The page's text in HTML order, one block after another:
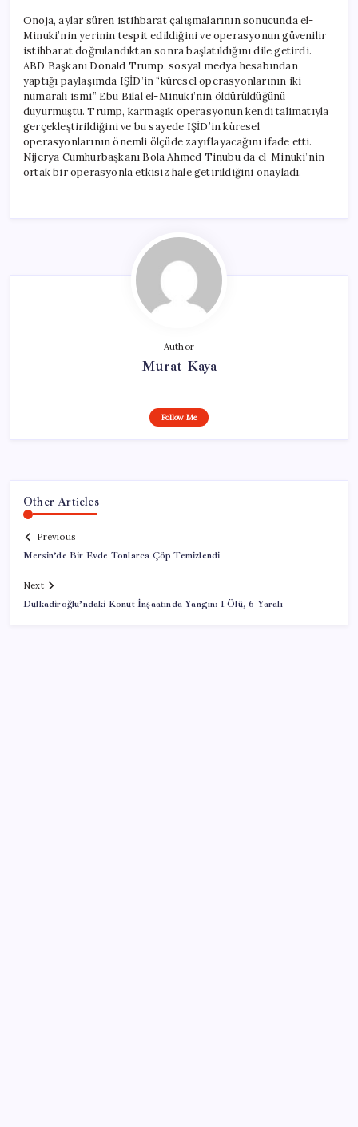
Onoja, aylar süren istihbarat çalışmalarının sonucunda el-
Minuki’nin yerinin tespit edildiğini ve operasyonun güvenilir
istihbarat doğrulandıktan sonra başlatıldığını dile getirdi.
ABD Başkanı Donald Trump, sosyal medya hesabından
yaptığı paylaşımda IŞİD’in “küresel operasyonlarının iki
numaralı ismi” Ebu Bilal el-Minuki’nin öldürüldüğünü
duyurmuştu. Trump, karmaşık operasyonun kendi talimatıyla
gerçekleştirildiğini ve bu sayede IŞİD’in küresel
operasyonlarının önemli ölçüde zayıflayacağını ifade etti.
Nijerya Cumhurbaşkanı Bola Ahmed Tinubu da el-Minuki’nin
ortak bir operasyonla etkisiz hale getirildiğini onayladı.
Author
Murat Kaya
Follow Me
Other Articles
Previous
Mersin’de Bir Evde Tonlarca Çöp Temizlendi
Next
Dulkadiroğlu’ndaki Konut İnşaatında Yangın: 1 Ölü, 6 Yaralı